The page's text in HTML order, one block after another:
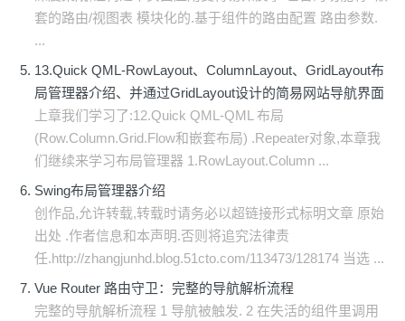
套的路由/视图表 模块化的.基于组件的路由配置 路由参数.
...
13.Quick QML-RowLayout、ColumnLayout、GridLayout布
局管理器介绍、并通过GridLayout设计的简易网站导航界面
上章我们学习了:12.Quick QML-QML 布局
(Row.Column.Grid.Flow和嵌套布局) .Repeater对象,本章我
们继续来学习布局管理器 1.RowLayout.Column ...
Swing布局管理器介绍
创作品,允许转载,转载时请务必以超链接形式标明文章 原始
出处 .作者信息和本声明.否则将追究法律责
任.http://zhangjunhd.blog.51cto.com/113473/128174 当选 ...
Vue Router 路由守卫：完整的导航解析流程
完整的导航解析流程 1 导航被触发. 2 在失活的组件里调用